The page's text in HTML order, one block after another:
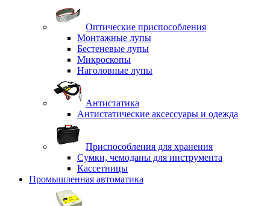
Оптические приспособления
Монтажные лупы
Бестеневые лупы
Микроскопы
Наголовные лупы
Антистатика
Антистатические аксессуары и одежда
Приспособления для хранения
Сумки, чемоданы для инструмента
Кассетницы
Промышленная автоматика